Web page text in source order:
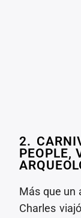
2.⁠
PEOPLE,
Más que un
Charles